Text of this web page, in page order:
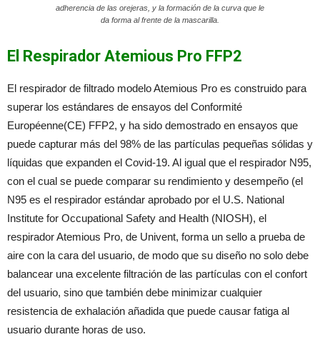
adherencia de las orejeras, y la formación de la curva que le
da forma al frente de la mascarilla.
El Respirador Atemious Pro FFP2
El respirador de filtrado modelo Atemious Pro es construido para
superar los estándares de ensayos del Conformité
Européenne(CE) FFP2, y ha sido demostrado en ensayos que
puede capturar más del 98% de las partículas pequeñas sólidas y
líquidas que expanden el Covid-19. Al igual que el respirador N95,
con el cual se puede comparar su rendimiento y desempeño (el
N95 es el respirador estándar aprobado por el U.S. National
Institute for Occupational Safety and Health (NIOSH), el
respirador Atemious Pro, de Univent, forma un sello a prueba de
aire con la cara del usuario, de modo que su diseño no solo debe
balancear una excelente filtración de las partículas con el confort
del usuario, sino que también debe minimizar cualquier
resistencia de exhalación añadida que puede causar fatiga al
usuario durante horas de uso.